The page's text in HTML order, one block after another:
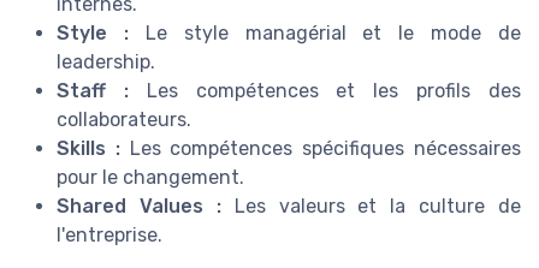
Style :Le style managérial et le mode de
leadership.
Staff :Les compétences et les profils des
collaborateurs.
Skills :Les compétences spécifiques nécessaires
pour le changement.
Shared Values :Les valeurs et la culture de
l'entreprise.